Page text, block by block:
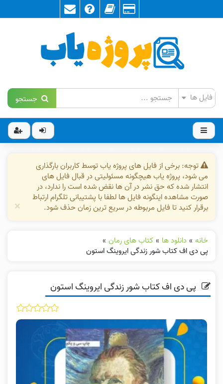
جستجو
توجه: برخی از فایل های پروژه یاب توسط کاربران بارگذاری
می شود، پروژه یاب هیچگونه مسئولیتی در قبال فایل های
انتشار شده که حق نشر در آن ها نقض شده است را ندارد، در
صورت مشاهده اینگونه فایل ها لطفا با پشتیبانی تلگرام ارتباط
برقرار کنید تا فایل مربوطه در سریع ترین زمان حذف شود.
×
خانه » دانلود ها » کتاب های رمان »
پی دی اف کتاب شور زندگی ایروینگ استون
پی دی اف کتاب شور زندگی ایروینگ استون